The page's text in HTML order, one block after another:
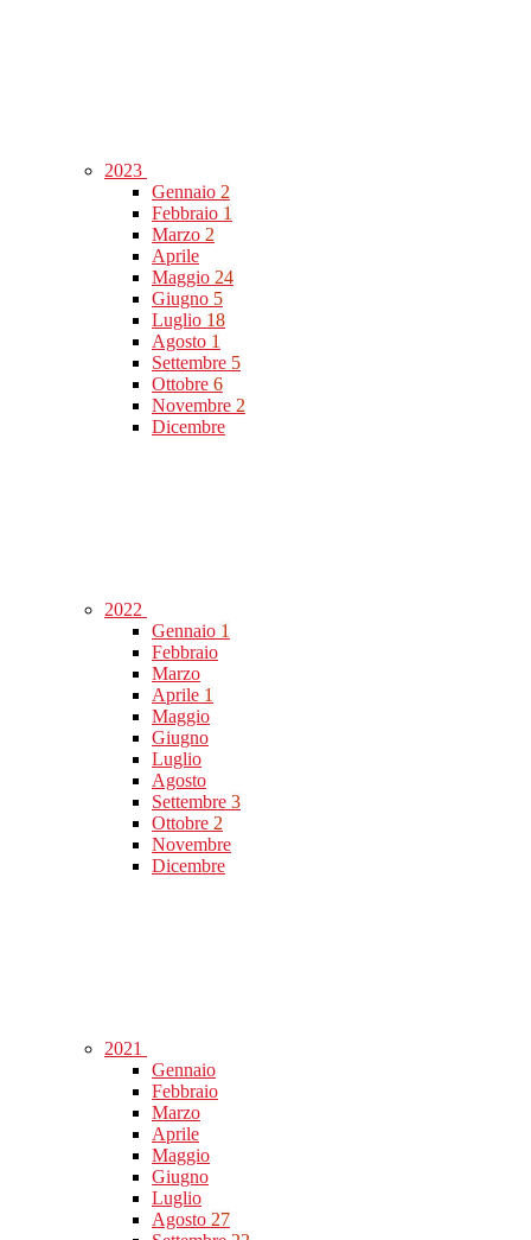
2023
Gennaio 2
Febbraio 1
Marzo 2
Aprile
Maggio 24
Giugno 5
Luglio 18
Agosto 1
Settembre 5
Ottobre 6
Novembre 2
Dicembre
2022
Gennaio 1
Febbraio
Marzo
Aprile 1
Maggio
Giugno
Luglio
Agosto
Settembre 3
Ottobre 2
Novembre
Dicembre
2021
Gennaio
Febbraio
Marzo
Aprile
Maggio
Giugno
Luglio
Agosto 27